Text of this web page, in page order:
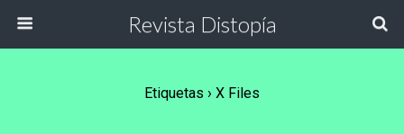
Revista Distopía
Etiquetas › X Files